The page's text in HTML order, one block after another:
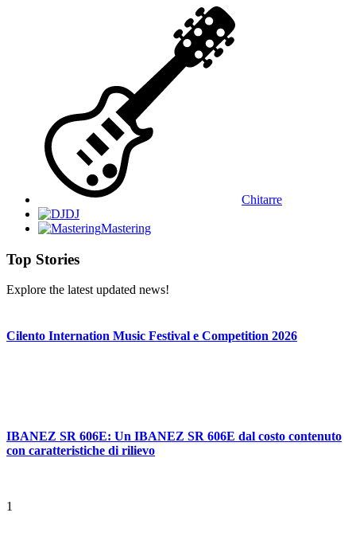
Chitarre
DJ
Mastering
Top Stories
Explore the latest updated news!
Cilento Internation Music Festival e Competition 2026
IBANEZ SR 606E: Un IBANEZ SR 606E dal costo contenuto
con caratteristiche di rilievo
1